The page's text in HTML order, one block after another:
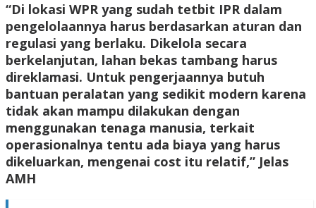
“Di lokasi WPR yang sudah tetbit IPR dalam
pengelolaannya harus berdasarkan aturan dan
regulasi yang berlaku. Dikelola secara
berkelanjutan, lahan bekas tambang harus
direklamasi. Untuk pengerjaannya butuh
bantuan peralatan yang sedikit modern karena
tidak akan mampu dilakukan dengan
menggunakan tenaga manusia, terkait
operasionalnya tentu ada biaya yang harus
dikeluarkan, mengenai cost itu relatif,” Jelas
AMH